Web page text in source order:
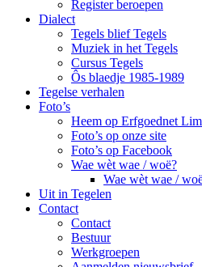
Register beroepen
Dialect
Tegels blief Tegels
Muziek in het Tegels
Cursus Tegels
Ôs blaedje 1985-1989
Tegelse verhalen
Foto’s
Heem op Erfgoednet
Foto’s op onze site
Foto’s op Facebook
Wae wèt wae / woë?
Wae wèt wae /
Uit in Tegelen
Contact
Contact
Bestuur
Werkgroepen